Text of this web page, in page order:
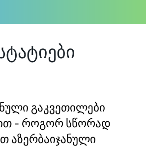
გაკვეთილები
- როგორ სწორად
აზერბაიჯანული